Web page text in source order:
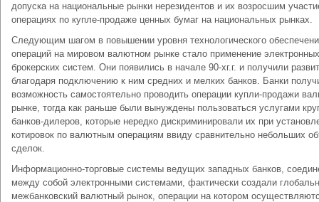
допуска на национальные рынки нерезидентов и их возросшим
операциях по купле-продаже ценных бумаг на национальных рынках.
Следующим шагом в повышении уровня технологического
операций на мировом валютном рынке стало применение электронных
брокерских систем. Они появились в начале 90-хг.г. и получили
благодаря подключению к ним средних и мелких банков. Банки
возможность самостоятельно проводить операции купли-продажи
рынке, тогда как раньше были вынуждены пользоваться услугами
банков-дилеров, которые нередко дискриминировали их при
котировок по валютным операциям ввиду сравнительно небольших
сделок.
Информационно-торговые системы ведущих западных банков,
между собой электронными системами, фактически создали
межбанковский валютный рынок, операции на котором